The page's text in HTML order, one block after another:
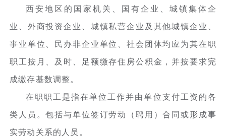
西安地区的国家机关、国有企业、城镇集体企
业、外商投资企业、城镇私营企业及其他城镇企业、
事业单位、民办非企业单位、社会团体均应为其在职
职工按月、及时、足额缴存住房公积金，并按要求完
成缴存基数调整。
在职职工是指在单位工作并由单位支付工资的各
类人员。包括与单位签订劳动（聘用）合同或形成事
实劳动关系的人员。